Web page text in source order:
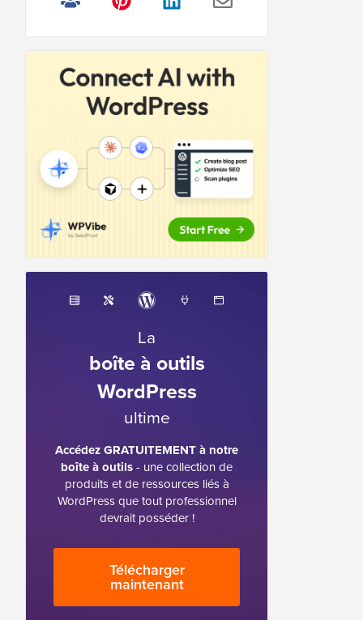
La
boîte à outils
WordPress
ultime
Accédez GRATUITEMENT à notre
boîte à outils- une collection de
produits et de ressources liés à
WordPress que tout professionnel
devrait posséder !
Télécharger
maintenant